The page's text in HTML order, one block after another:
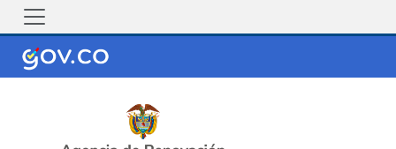
Pasar al contenido principal